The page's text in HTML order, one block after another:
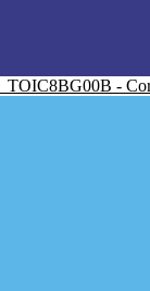
TOIC8BG00B -